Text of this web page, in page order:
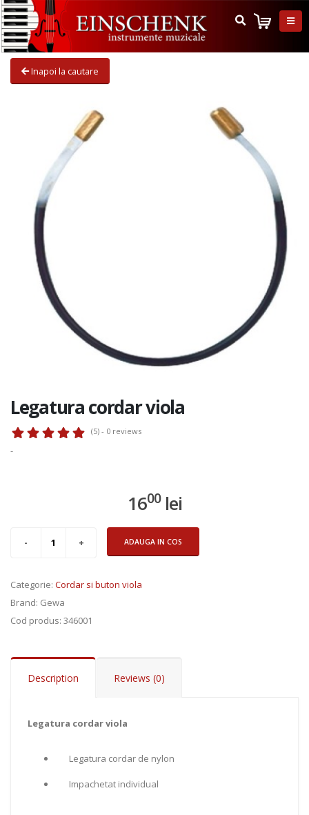
Inapoi la cautare
Legatura cordar viola
(5) - 0 reviews
-
1600lei
ADAUGA IN COS
Categorie: Cordar si buton viola
Brand: Gewa
Cod produs: 346001
Description Reviews (0)
Legatura cordar viola
Legatura cordar de nylon
Impachetat individual